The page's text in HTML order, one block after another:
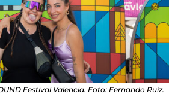
Festival Valencia. Foto: Fernando Ruiz.